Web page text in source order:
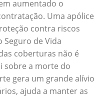
aumentado o
Uma apólice
contra riscos
de Vida
coberturas não é
sobre a morte do
gera um grande alívio
ajuda a manter as